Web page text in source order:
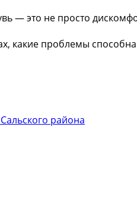
— это не просто
какие проблемы
района